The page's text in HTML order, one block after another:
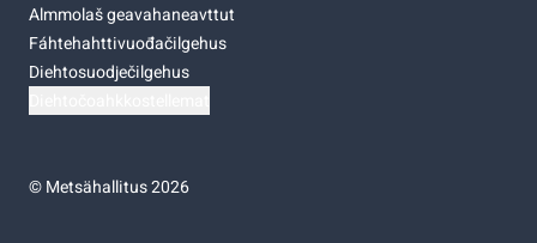
Almmolaš geavahaneavttut
Fáhtehahttivuođačilgehus
Diehtosuodječilgehus
©Metsähallitus 2026